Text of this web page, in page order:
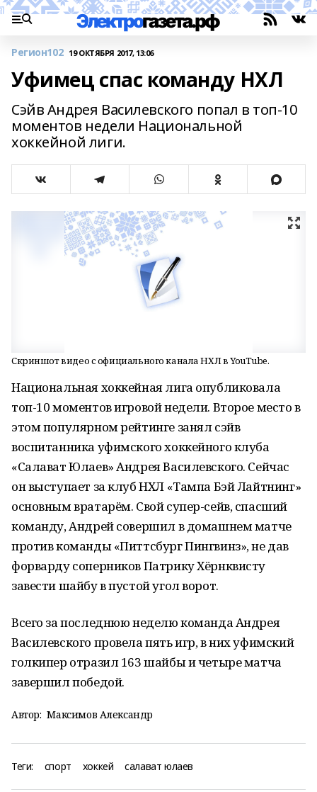
Регион102 19 ОКТЯБРЯ 2017, 13:06
Уфимец спас команду НХЛ
Сэйв Андрея Василевского попал в топ-10
моментов недели Национальной
хоккейной лиги.
Скриншот видео с официального канала НХЛ в YouTube.
Национальная хоккейная лига опубликовала
топ-10 моментов игровой недели. Второе место в
этом популярном рейтинге занял сэйв
воспитанника уфимского хоккейного клуба
«Салават Юлаев» Андрея Василевского. Сейчас
он выступает за клуб НХЛ «Тампа Бэй Лайтнинг»
основным вратарём. Свой супер-сейв, спасший
команду, Андрей совершил в домашнем матче
против команды «Питтсбург Пингвинз», не дав
форварду соперников Патрику Хёрнквисту
завести шайбу в пустой угол ворот.
Всего за последнюю неделю команда Андрея
Василевского провела пять игр, в них уфимский
голкипер отразил 163 шайбы и четыре матча
завершил победой.
Автор: Максимов Александр
Теги: спорт хоккей салават юлаев